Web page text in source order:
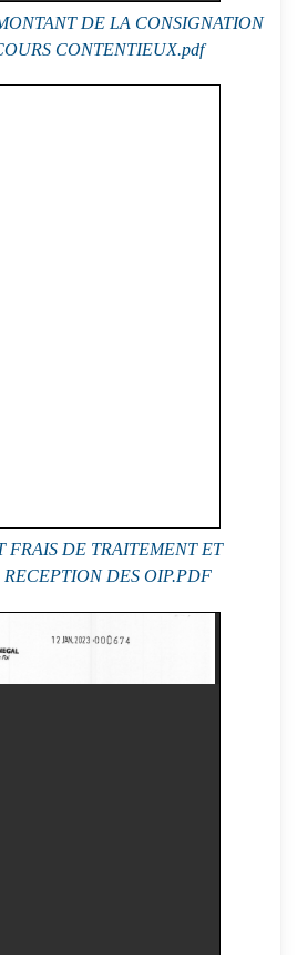
DE LA CONSIGNATION
CONTENTIEUX.pdf
FRAIS DE TRAITEMENT ET
DES OIP.PDF